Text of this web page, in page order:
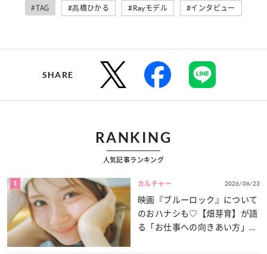
#TAG #髙橋ひかる #Rayモデル #インタビュー
SHARE
RANKING
人気記事ランキング
1 カルチャー 2026/06/23
映画『ブルーロック』について
のおハナシも♡【畑芽育】が語
る「お仕事への向きあい方」と